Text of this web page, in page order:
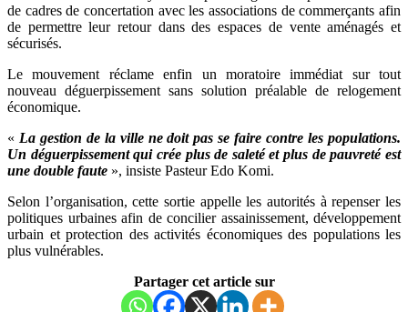
de cadres de concertation avec les associations de commerçants afin
de permettre leur retour dans des espaces de vente aménagés et
sécurisés.
Le mouvement réclame enfin un moratoire immédiat sur tout
nouveau déguerpissement sans solution préalable de relogement
économique.
« La gestion de la ville ne doit pas se faire contre les populations.
Un déguerpissement qui crée plus de saleté et plus de pauvreté est
une double faute », insiste Pasteur Edo Komi.
Selon l’organisation, cette sortie appelle les autorités à repenser les
politiques urbaines afin de concilier assainissement, développement
urbain et protection des activités économiques des populations les
plus vulnérables.
Partager cet article sur